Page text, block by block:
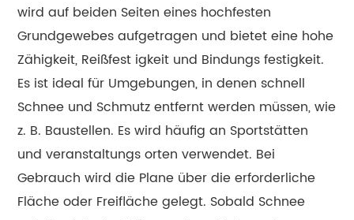
wird auf beiden Seiten eines hochfesten
Grundgewebes aufgetragen und bietet eine hohe
Zähigkeit, Reißfest igkeit und Bindungs festigkeit.
Es ist ideal für Umgebungen, in denen schnell
Schnee und Schmutz entfernt werden müssen, wie
z. B. Baustellen. Es wird häufig an Sportstätten
und veranstaltungs orten verwendet. Bei
Gebrauch wird die Plane über die erforderliche
Fläche oder Freifläche gelegt. Sobald Schnee